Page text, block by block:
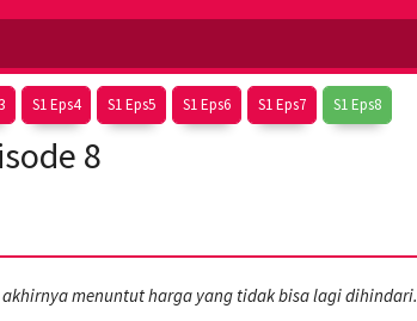
S1 Eps4 S1 Eps5 S1 Eps6 S1 Eps7 S1 Eps8
8
menuntut harga yang tidak bisa lagi dihindari.